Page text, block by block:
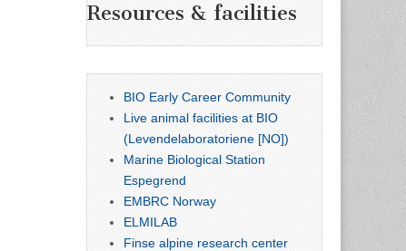
Resources & facilities
BIO Early Career Community
Live animal facilities at BIO
(Levendelaboratoriene [NO])
Marine Biological Station
Espegrend
EMBRC Norway
ELMILAB
Finse alpine research center